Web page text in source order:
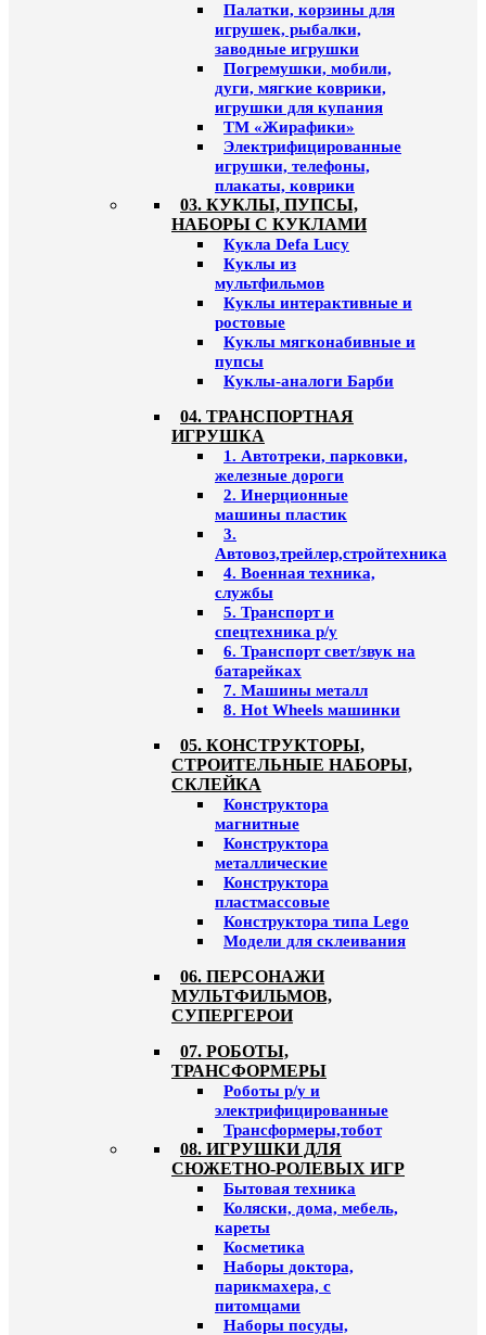
Палатки, корзины для
игрушек, рыбалки,
заводные игрушки
Погремушки, мобили,
дуги, мягкие коврики,
игрушки для купания
ТМ «Жирафики»
Электрифицированные
игрушки, телефоны,
плакаты, коврики
03. КУКЛЫ, ПУПСЫ,
НАБОРЫ С КУКЛАМИ
Кукла Defa Lucy
Куклы из
мультфильмов
Куклы интерактивные и
ростовые
Куклы мягконабивные и
пупсы
Куклы-аналоги Барби
04. ТРАНСПОРТНАЯ
ИГРУШКА
1. Автотреки, парковки,
железные дороги
2. Инерционные
машины пластик
3.
Автовоз,трейлер,стройтехника
4. Военная техника,
службы
5. Транспорт и
спецтехника р/у
6. Транспорт свет/звук на
батарейках
7. Машины металл
8. Hot Wheels машинки
05. КОНСТРУКТОРЫ,
СТРОИТЕЛЬНЫЕ НАБОРЫ,
СКЛЕЙКА
Конструктора
магнитные
Конструктора
металлические
Конструктора
пластмассовые
Конструктора типа Lego
Модели для склеивания
06. ПЕРСОНАЖИ
МУЛЬТФИЛЬМОВ,
СУПЕРГЕРОИ
07. РОБОТЫ,
ТРАНСФОРМЕРЫ
Роботы р/у и
электрифицированные
Трансформеры,тобот
08. ИГРУШКИ ДЛЯ
СЮЖЕТНО-РОЛЕВЫХ ИГР
Бытовая техника
Коляски, дома, мебель,
кареты
Косметика
Наборы доктора,
парикмахера, с
питомцами
Наборы посуды,